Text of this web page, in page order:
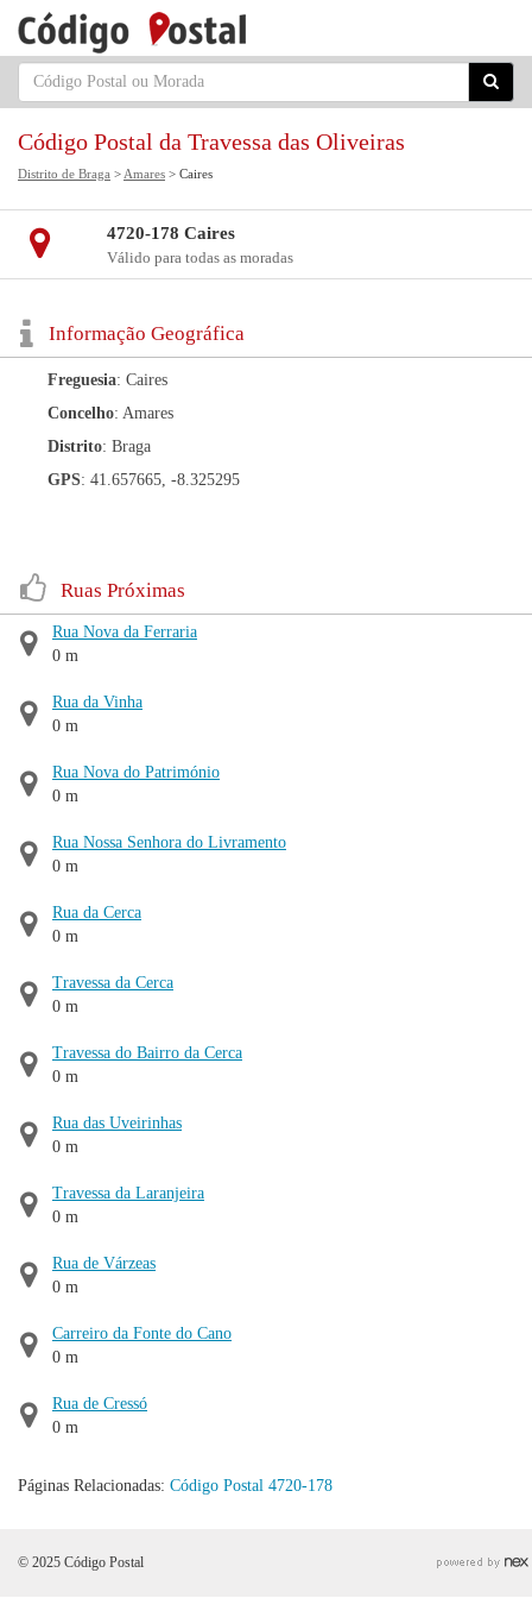
Código Postal da Travessa das Oliveiras
Distrito de Braga > Amares > Caires
4720-178 Caires
Válido para todas as moradas
Informação Geográfica
Freguesia: Caires
Concelho: Amares
Distrito: Braga
GPS: 41.657665, -8.325295
Ruas Próximas
Rua Nova da Ferraria
0 m
Rua da Vinha
0 m
Rua Nova do Património
0 m
Rua Nossa Senhora do Livramento
0 m
Rua da Cerca
0 m
Travessa da Cerca
0 m
Travessa do Bairro da Cerca
0 m
Rua das Uveirinhas
0 m
Travessa da Laranjeira
0 m
Rua de Várzeas
0 m
Carreiro da Fonte do Cano
0 m
Rua de Cressó
0 m
Páginas Relacionadas: Código Postal 4720-178
© 2025 Código Postal